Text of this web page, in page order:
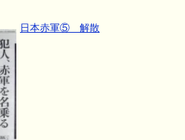
日本赤軍⑤ 解散